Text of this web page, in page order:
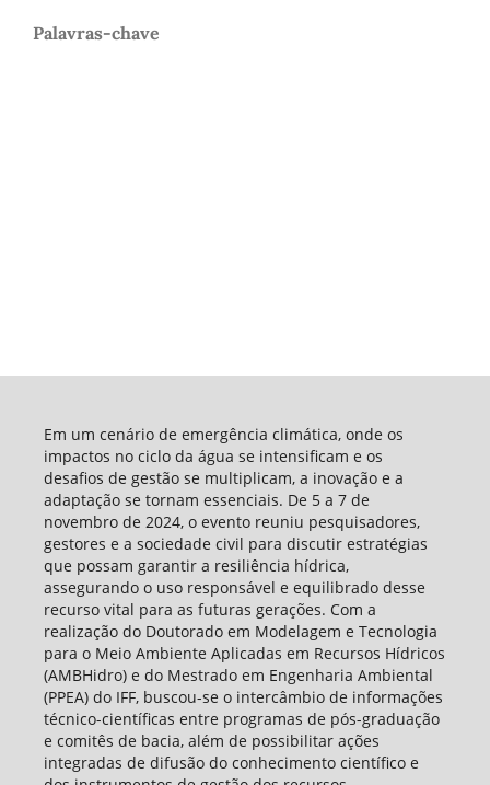
Palavras-chave
Em um cenário de emergência climática, onde os
impactos no ciclo da água se intensificam e os
desafios de gestão se multiplicam, a inovação e a
adaptação se tornam essenciais. De 5 a 7 de
novembro de 2024, o evento reuniu pesquisadores,
gestores e a sociedade civil para discutir estratégias
que possam garantir a resiliência hídrica,
assegurando o uso responsável e equilibrado desse
recurso vital para as futuras gerações. Com a
realização do Doutorado em Modelagem e Tecnologia
para o Meio Ambiente Aplicadas em Recursos Hídricos
(AMBHidro) e do Mestrado em Engenharia Ambiental
(PPEA) do IFF, buscou-se o intercâmbio de informações
técnico-científicas entre programas de pós-graduação
e comitês de bacia, além de possibilitar ações
integradas de difusão do conhecimento científico e